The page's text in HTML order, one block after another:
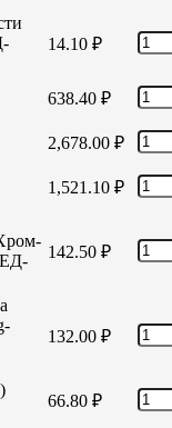
14.10 ₽
638.40 ₽
2,678.00 ₽
1,521.10 ₽
142.50 ₽
132.00 ₽
66.80 ₽